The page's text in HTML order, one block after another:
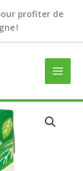
profiter de
!